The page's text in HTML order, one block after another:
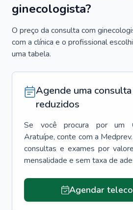
ginecologista?
O preço da consulta com
com a clínica e o profissional
uma tabela.
Agende uma
reduzidos
Se você procura por um
Aratuípe, conte com a
consultas e exames por
mensalidade e sem taxa de
Agendar